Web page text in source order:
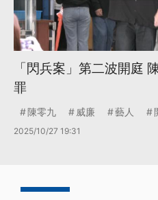
「閃兵案」第二波開庭
罪
陳零九 威廉 藝人
2025/10/27 19:31